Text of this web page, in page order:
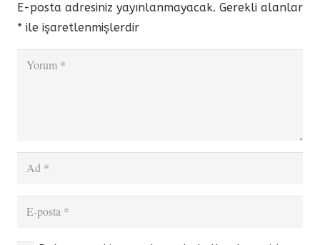
E-posta adresiniz yayınlanmayacak. Gerekli alanlar
* ile işaretlenmişlerdir